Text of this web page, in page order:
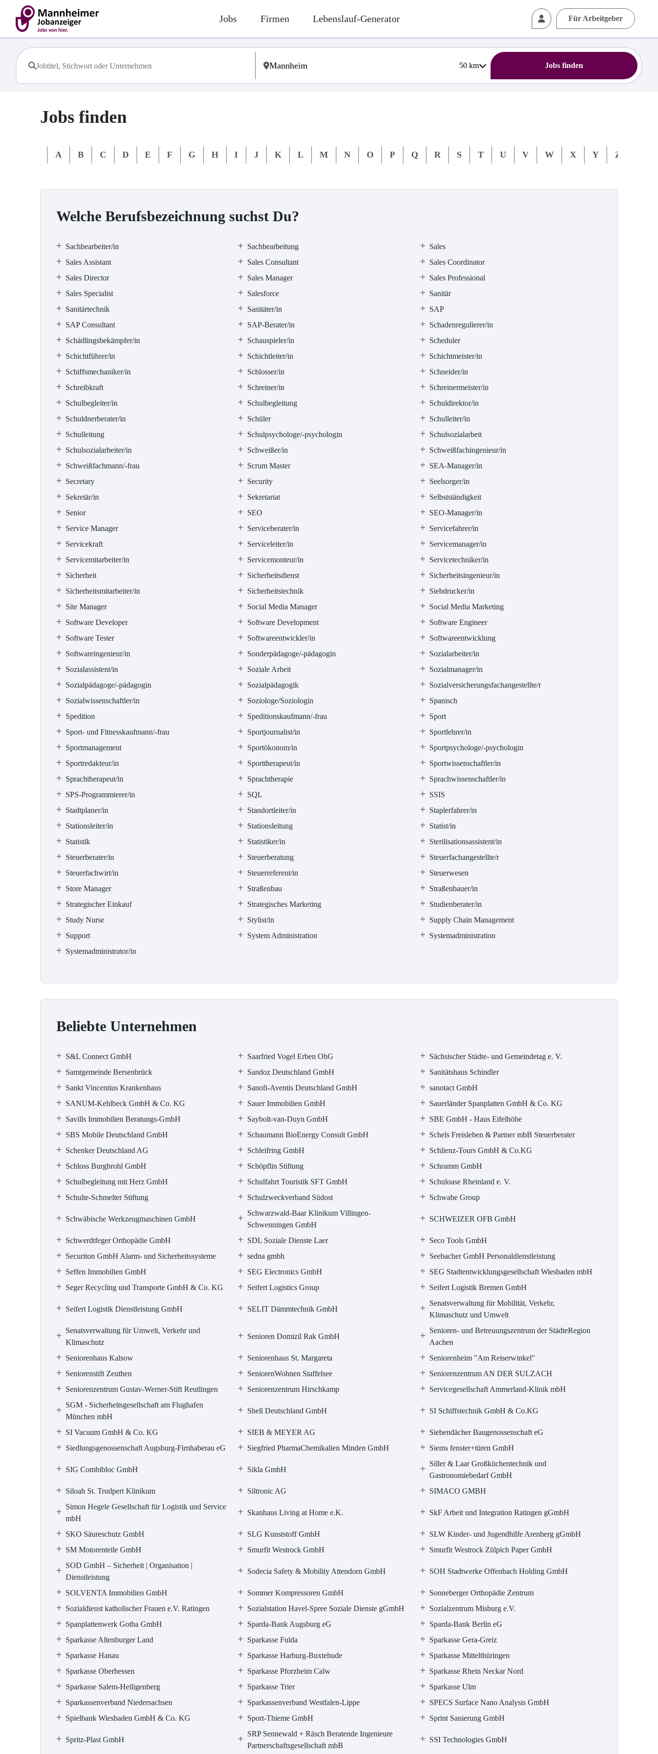
Jobs Firmen Lebenslauf-Generator Für Arbeitgeber
50km Jobs finden
Jobs finden
A B C D E F G H I J K L M N O P Q R S T U V W X Y Z
Welche Berufsbezeichnung suchst Du?
Sachbearbeiter/in Sachbearbeitung
Sales
Sales Assistant
Sales Consultant
Sales Coordinator
Sales Director
Sales Manager
Sales Professional
Sales Specialist
Salesforce
Sanitär
Sanitärtechnik
Sanitäter/in
SAP
SAP Consultant
SAP-Berater/in
Schadenregulierer/in
Schädlingsbekämpfer/in
Schauspieler/in
Scheduler
Schichtführer/in
Schichtleiter/in
Schichtmeister/in
Schiffsmechaniker/in
Schlosser/in
Schneider/in
Schreibkraft
Schreiner/in
Schreinermeister/in
Schulbegleiter/in
Schulbegleitung
Schuldirektor/in
Schuldnerberater/in
Schüler
Schulleiter/in
Schulleitung
Schulpsychologe/-psychologin
Schulsozialarbeit
Schulsozialarbeiter/in
Schweißer/in
Schweißfachingenieur/in
Schweißfachmann/-frau
Scrum Master
SEA-Manager/in
Secretary
Security
Seelsorger/in
Sekretär/in
Sekretariat
Selbstständigkeit
Senior
SEO
SEO-Manager/in
Service Manager
Serviceberater/in
Servicefahrer/in
Servicekraft
Serviceleiter/in
Servicemanager/in
Servicemitarbeiter/in
Servicemonteur/in
Servicetechniker/in
Sicherheit
Sicherheitsdienst
Sicherheitsingenieur/in
Sicherheitsmitarbeiter/in
Sicherheitstechnik
Siebdrucker/in
Site Manager
Social Media Manager
Social Media Marketing
Software Developer
Software Development
Software Engineer
Software Tester
Softwareentwickler/in
Softwareentwicklung
Softwareingenieur/in
Sonderpädagoge/-pädagogin
Sozialarbeiter/in
Sozialassistent/in
Soziale Arbeit
Sozialmanager/in
Sozialpädagoge/-pädagogin
Sozialpädagogik
Sozialversicherungsfachangestellte/r
Sozialwissenschaftler/in
Soziologe/Soziologin
Spanisch
Spedition
Speditionskaufmann/-frau
Sport
Sport- und Fitnesskaufmann/-frau
Sportjournalist/in
Sportlehrer/in
Sportmanagement
Sportökonom/in
Sportpsychologe/-psychologin
Sportredakteur/in
Sporttherapeut/in
Sportwissenschaftler/in
Sprachtherapeut/in
Sprachtherapie
Sprachwissenschaftler/in
SPS-Programmierer/in
SQL
SSIS
Stadtplaner/in
Standortleiter/in
Staplerfahrer/in
Stationsleiter/in
Stationsleitung
Statist/in
Statistik
Statistiker/in
Sterilisationsassistent/in
Steuerberater/in
Steuerberatung
Steuerfachangestellte/r
Steuerfachwirt/in
Steuerreferent/in
Steuerwesen
Store Manager
Straßenbau
Straßenbauer/in
Strategischer Einkauf
Strategisches Marketing
Studienberater/in
Study Nurse
Stylist/in
Supply Chain Management
Support
System Administration
Systemadministration
Systemadministrator/in
Beliebte Unternehmen
S&L Connect GmbH Saarfried Vogel Erben OhG
Sächsischer Städte- und Gemeindetag e. V.
Samtgemeinde Bersenbrück
Sandoz Deutschland GmbH
Sanitätshaus Schindler
Sankt Vincentius Krankenhaus
Sanofi-Aventis Deutschland GmbH
sanotact GmbH
SANUM-Kehlbeck GmbH & Co. KG
Sauer Immobilien GmbH
Sauerländer Spanplatten GmbH & Co. KG
Savills Immobilien Beratungs-GmbH
Saybolt-van-Duyn GmbH
SBE GmbH - Haus Eifelhöhe
SBS Mobile Deutschland GmbH
Schaumann BioEnergy Consult GmbH
Schels Freisleben & Partner mbB Steuerberater
Schenker Deutschland AG
Schleifring GmbH
Schlienz-Tours GmbH & Co.KG
Schloss Burgbrohl GmbH
Schöpflin Stiftung
Schramm GmbH
Schulbegleitung mit Herz GmbH
Schulfahrt Touristik SFT GmbH
Schuloase Rheinland e. V.
Schulte-Schmelter Stiftung
Schulzweckverband Südost Schwabe Group
Schwäbische Werkzeugmaschinen GmbH
Schwarzwald-Baar Klinikum Villingen-
Schwenningen GmbH
SCHWEIZER OFB GmbH
Schwerdtfeger Orthopädie GmbH SDL Soziale Dienste Laer
Seco Tools GmbH
Securiton GmbH Alarm- und Sicherheitssysteme
sedna gmbh
Seebacher GmbH Personaldienstleistung
Seffen Immobilien GmbH
SEG Electronics GmbH
SEG Stadtentwicklungsgesellschaft Wiesbaden mbH
Seger Recycling und Transporte GmbH & Co. KG
Seifert Logistics Group Seifert Logistik Bremen GmbH
Seifert Logistik Dienstleistung GmbH SELIT Dämmtechnik GmbH
Senatsverwaltung für Mobilität, Verkehr,
Klimaschutz und Umwelt
Senatsverwaltung für Umwelt, Verkehr und
Klimaschutz
Senioren Domizil Rak GmbH
Senioren- und Betreuungszentrum der StädteRegion
Aachen
Seniorenhaus Kalsow
Seniorenhaus St. Margareta
Seniorenheim "Am Reiserwinkel"
Seniorenstift Zeuthen
SeniorenWohnen Staffelsee
Seniorenzentrum AN DER SULZACH
Seniorenzentrum Gustav-Werner-Stift Reutlingen
Seniorenzentrum Hirschkamp
Servicegesellschaft Ammerland-Klinik mbH
SGM - Sicherheitsgesellschaft am Flughafen
München mbH
Shell Deutschland GmbH SI Schiffstechnik GmbH & Co.KG
SI Vacuum GmbH & Co. KG SIEB & MEYER AG
Siebendächer Baugenossenschaft eG
Siedlungsgenossenschaft Augsburg-Firnhaberau eG
Siegfried PharmaChemikalien Minden GmbH Siems fenster+türen GmbH
SIG Combibloc GmbH Sikla GmbH
Siller & Laar Großküchentechnik und
Gastronomiebedarf GmbH
Siloah St. Trudpert Klinikum
Siltronic AG
SIMACO GMBH
Simon Hegele Gesellschaft für Logistik und Service
mbH
Skanhaus Living at Home e.K. SkF Arbeit und Integration Ratingen gGmbH
SKO Säureschutz GmbH SLG Kunststoff GmbH
SLW Kinder- und Jugendhilfe Arenberg gGmbH
SM Motorenteile GmbH
Smurfit Westrock GmbH
Smurfit Westrock Zülpich Paper GmbH
SOD GmbH – Sicherheit | Organisation |
Dienstleistung
Sodecia Safety & Mobility Attendorn GmbH SOH Stadtwerke Offenbach Holding GmbH
SOLVENTA Immobilien GmbH Sommer Kompressoren GmbH
Sonneberger Orthopädie Zentrum
Sozialdienst katholischer Frauen e.V. Ratingen
Sozialstation Havel-Spree Soziale Dienste gGmbH
Sozialzentrum Misburg e.V.
Spanplattenwerk Gotha GmbH
Sparda-Bank Augsburg eG
Sparda-Bank Berlin eG
Sparkasse Altenburger Land
Sparkasse Fulda
Sparkasse Gera-Greiz
Sparkasse Hanau
Sparkasse Harburg-Buxtehude
Sparkasse Mittelthüringen
Sparkasse Oberhessen
Sparkasse Pforzheim Calw
Sparkasse Rhein Neckar Nord
Sparkasse Salem-Heiligenberg
Sparkasse Trier
Sparkasse Ulm
Sparkassenverband Niedersachsen
Sparkassenverband Westfalen-Lippe
SPECS Surface Nano Analysis GmbH
Spielbank Wiesbaden GmbH & Co. KG
Sport-Thieme GmbH Sprint Sanierung GmbH
Spritz-Plast GmbH
SRP Sennewald + Räsch Beratende Ingenieure
Partnerschaftsgesellschaft mbB
SSI Technologies GmbH